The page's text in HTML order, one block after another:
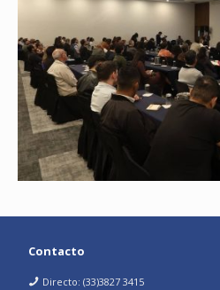
Contacto
Directo: (33)3827 3415